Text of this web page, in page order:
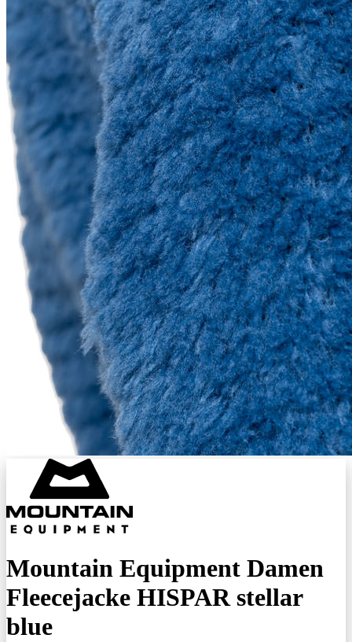
Mountain Equipment Damen
Fleecejacke HISPAR stellar
blue